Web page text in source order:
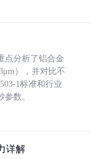
点分析了铝合金
），并对比不
1标准和行业
数。
详解